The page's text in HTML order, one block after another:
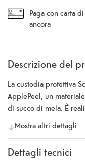
Paga con carta
ancora
Descrizione del
La custodia protettiva
ApplePeel, un
di succo di mela. È
L'ApplePeel,
aggiuntiva. L'interno
ricarica wireless più
Mostra altri dettagli
Dettagli tecnici